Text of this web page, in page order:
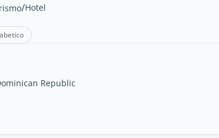
/Hotel
Republic